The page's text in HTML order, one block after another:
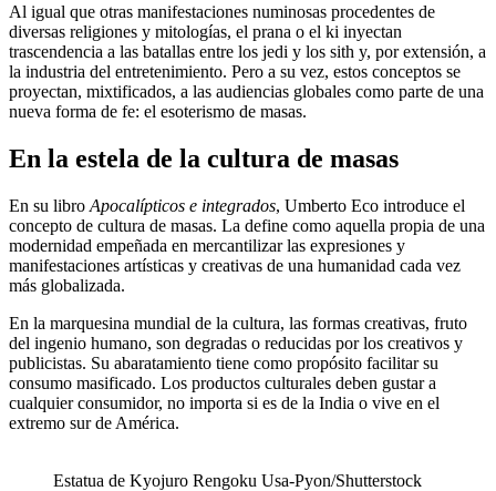
Al igual que otras manifestaciones numinosas procedentes de
diversas religiones y mitologías, el prana o el ki inyectan
trascendencia a las batallas entre los jedi y los sith y, por extensión, a
la industria del entretenimiento. Pero a su vez, estos conceptos se
proyectan, mixtificados, a las audiencias globales como parte de una
nueva forma de fe: el esoterismo de masas.
En la estela de la cultura de masas
En su libro Apocalípticos e integrados, Umberto Eco introduce el
concepto de cultura de masas. La define como aquella propia de una
modernidad empeñada en mercantilizar las expresiones y
manifestaciones artísticas y creativas de una humanidad cada vez
más globalizada.
En la marquesina mundial de la cultura, las formas creativas, fruto
del ingenio humano, son degradas o reducidas por los creativos y
publicistas. Su abaratamiento tiene como propósito facilitar su
consumo masificado. Los productos culturales deben gustar a
cualquier consumidor, no importa si es de la India o vive en el
extremo sur de América.
Estatua de Kyojuro Rengoku Usa-Pyon/Shutterstock